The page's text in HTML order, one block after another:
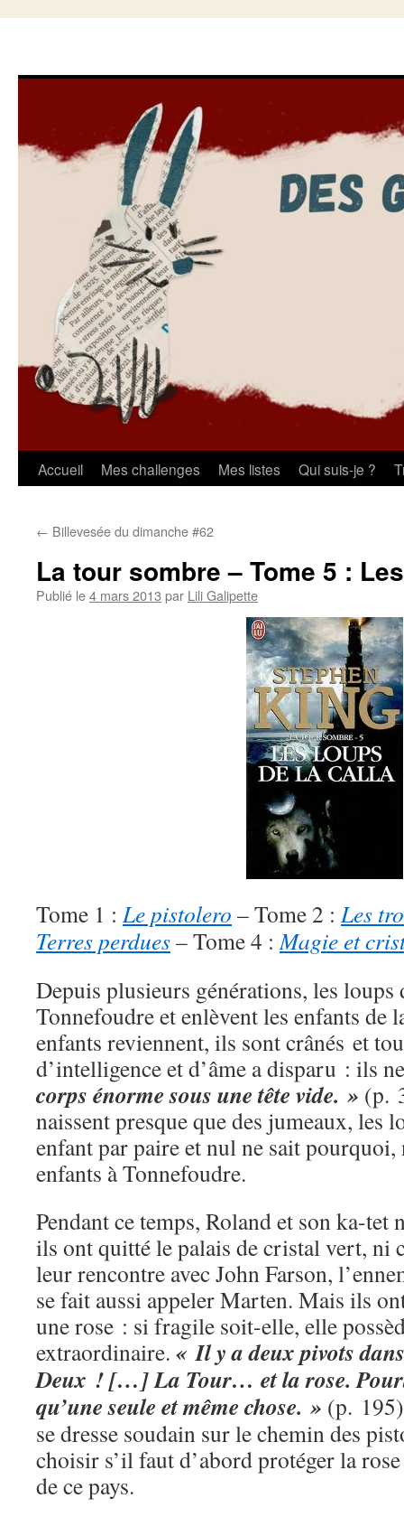
Aller
contenu
Accueil Mes challenges Mes listes Qui suis-je ?
← Billevesée du dimanche #62
La tour sombre – Tome 5 :
Publié le4 mars 2013 par Lili Galipette
Tome 1 :Le pistolero – Tome 2 :Les
Terres perdues– Tome 4 :Magie et
Depuis plusieurs générations, les loups
Tonnefoudre et enlèvent les enfants de
enfants reviennent, ils sont crânés et
d’intelligence et d’âme a disparu : ils
corps énorme sous une tête vide. » (p.
naissent presque que des jumeaux, les
enfant par paire et nul ne sait pourquoi,
enfants à Tonnefoudre.
Pendant ce temps, Roland et son ka-tet
ils ont quitté le palais de cristal vert, ni
leur rencontre avec John Farson,
se fait aussi appeler Marten. Mais ils
une rose : si fragile soit-elle, elle
extraordinaire. « Il y a deux pivots
Deux ! […] La Tour… et la rose.
qu’une seule et même chose. » (p.
se dresse soudain sur le chemin des
choisir s’il faut d’abord protéger la
de ce pays.